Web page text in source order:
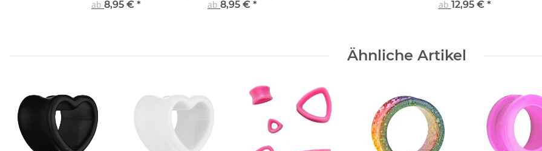
ab 8,95 € *
Pink
ab 8,95 € *
ab 12,95 € *
Ähnliche Artikel